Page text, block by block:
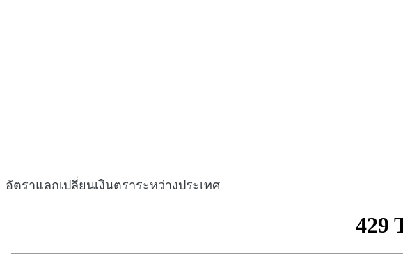
อัตราแลกเปลี่ยนเงินตราระหว่างประเทศ